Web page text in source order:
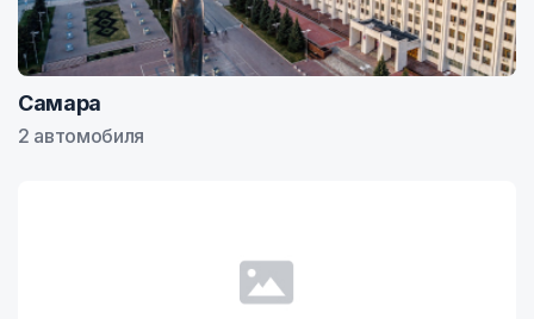
Самара
2 автомобиля